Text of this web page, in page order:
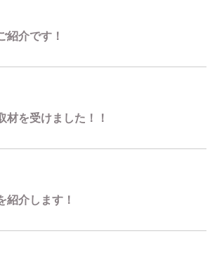
紹介です！
材を受けました！！
紹介します！